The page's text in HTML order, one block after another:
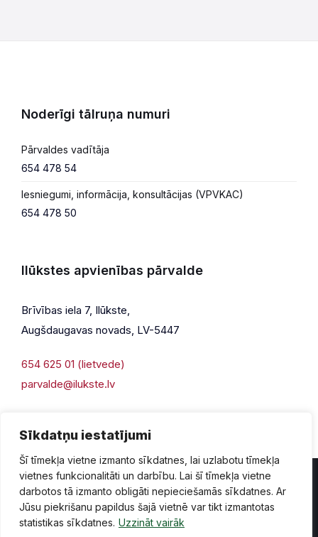
Sīkdatņu iestatījumi
Šī tīmekļa vietne izmanto sīkdatnes, lai uzlabotu tīmekļa
vietnes funkcionalitāti un darbību. Lai šī tīmekļa vietne
darbotos tā izmanto obligāti nepieciešamās sīkdatnes. Ar
Jūsu piekrišanu papildus šajā vietnē var tikt izmantotas
statistikas sīkdatnes. Uzzināt vairāk
Noderīgi tālruņa numuri
Pārvaldes vadītāja
654 478 54
Iesniegumi, informācija, konsultācijas (VPVKAC)
654 478 50
Ilūkstes apvienības pārvalde
Brīvības iela 7, Ilūkste,
Augšdaugavas novads, LV-5447
654 625 01 (lietvede)
parvalde@ilukste.lv
Privātuma politika Piekļūstamība
Lapas karte